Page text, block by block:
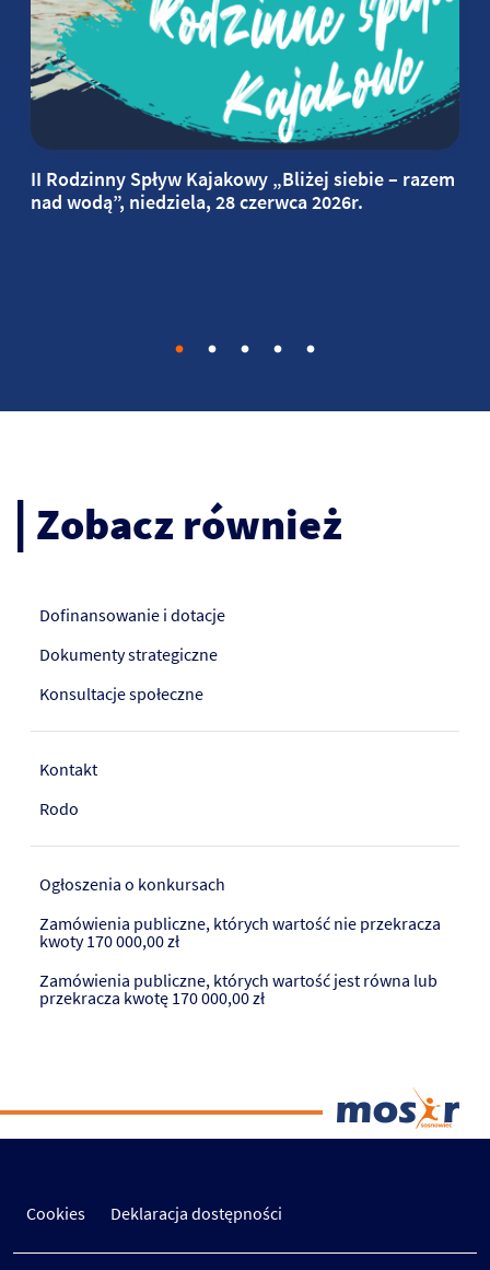
II Rodzinny Spływ Kajakowy „Bliżej siebie – razem
nad wodą”, niedziela, 28 czerwca 2026r.
Go to slide 1
Go to slide 2
Go to slide 3
Go to slide 4
Go to slide 5
Zobacz również
Dofinansowanie i dotacje
Dokumenty strategiczne
Konsultacje społeczne
Kontakt
Rodo
Ogłoszenia o konkursach
Zamówienia publiczne, których wartość nie przekracza
kwoty 170 000,00 zł
Zamówienia publiczne, których wartość jest równa lub
przekracza kwotę 170 000,00 zł
Cookies Deklaracja dostępności